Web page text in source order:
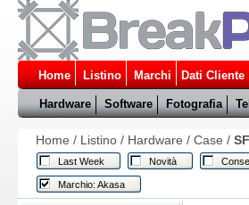
Home Listino Marchi Dati Cliente
Hardware Software Fotografia
Home / Listino/ Hardware / Case /
Last Week Novità
Marchio: Akasa